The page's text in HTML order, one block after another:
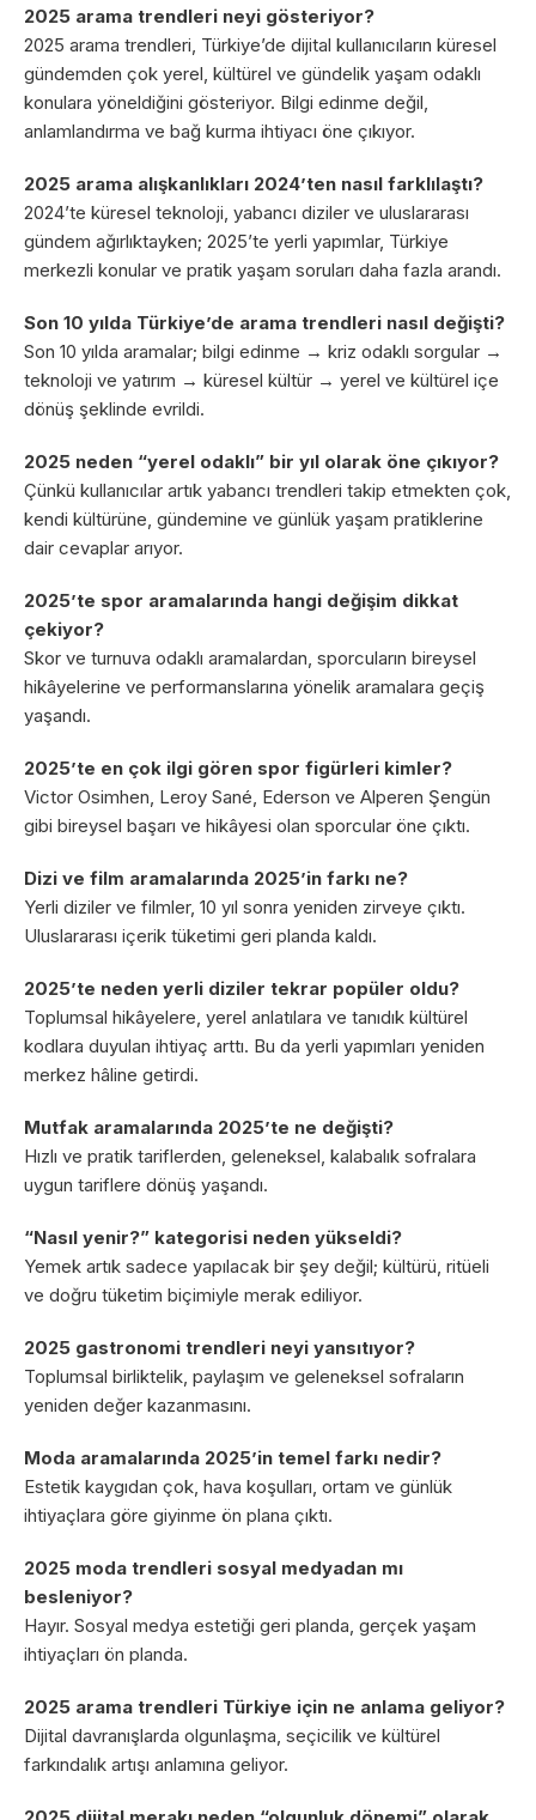
2025 arama trendleri neyi gösteriyor?
2025 arama trendleri, Türkiye’de dijital kullanıcıların küresel
gündemden çok yerel, kültürel ve gündelik yaşam odaklı
konulara yöneldiğini gösteriyor. Bilgi edinme değil,
anlamlandırma ve bağ kurma ihtiyacı öne çıkıyor.
2025 arama alışkanlıkları 2024’ten nasıl farklılaştı?
2024’te küresel teknoloji, yabancı diziler ve uluslararası
gündem ağırlıktayken; 2025’te yerli yapımlar, Türkiye
merkezli konular ve pratik yaşam soruları daha fazla arandı.
Son 10 yılda Türkiye’de arama trendleri nasıl değişti?
Son 10 yılda aramalar; bilgi edinme → kriz odaklı sorgular →
teknoloji ve yatırım → küresel kültür → yerel ve kültürel içe
dönüş şeklinde evrildi.
2025 neden “yerel odaklı” bir yıl olarak öne çıkıyor?
Çünkü kullanıcılar artık yabancı trendleri takip etmekten çok,
kendi kültürüne, gündemine ve günlük yaşam pratiklerine
dair cevaplar arıyor.
2025’te spor aramalarında hangi değişim dikkat
çekiyor?
Skor ve turnuva odaklı aramalardan, sporcuların bireysel
hikâyelerine ve performanslarına yönelik aramalara geçiş
yaşandı.
2025’te en çok ilgi gören spor figürleri kimler?
Victor Osimhen, Leroy Sané, Ederson ve Alperen Şengün
gibi bireysel başarı ve hikâyesi olan sporcular öne çıktı.
Dizi ve film aramalarında 2025’in farkı ne?
Yerli diziler ve filmler, 10 yıl sonra yeniden zirveye çıktı.
Uluslararası içerik tüketimi geri planda kaldı.
2025’te neden yerli diziler tekrar popüler oldu?
Toplumsal hikâyelere, yerel anlatılara ve tanıdık kültürel
kodlara duyulan ihtiyaç arttı. Bu da yerli yapımları yeniden
merkez hâline getirdi.
Mutfak aramalarında 2025’te ne değişti?
Hızlı ve pratik tariflerden, geleneksel, kalabalık sofralara
uygun tariflere dönüş yaşandı.
“Nasıl yenir?” kategorisi neden yükseldi?
Yemek artık sadece yapılacak bir şey değil; kültürü, ritüeli
ve doğru tüketim biçimiyle merak ediliyor.
2025 gastronomi trendleri neyi yansıtıyor?
Toplumsal birliktelik, paylaşım ve geleneksel sofraların
yeniden değer kazanmasını.
Moda aramalarında 2025’in temel farkı nedir?
Estetik kaygıdan çok, hava koşulları, ortam ve günlük
ihtiyaçlara göre giyinme ön plana çıktı.
2025 moda trendleri sosyal medyadan mı
besleniyor?
Hayır. Sosyal medya estetiği geri planda, gerçek yaşam
ihtiyaçları ön planda.
2025 arama trendleri Türkiye için ne anlama geliyor?
Dijital davranışlarda olgunlaşma, seçicilik ve kültürel
farkındalık artışı anlamına geliyor.